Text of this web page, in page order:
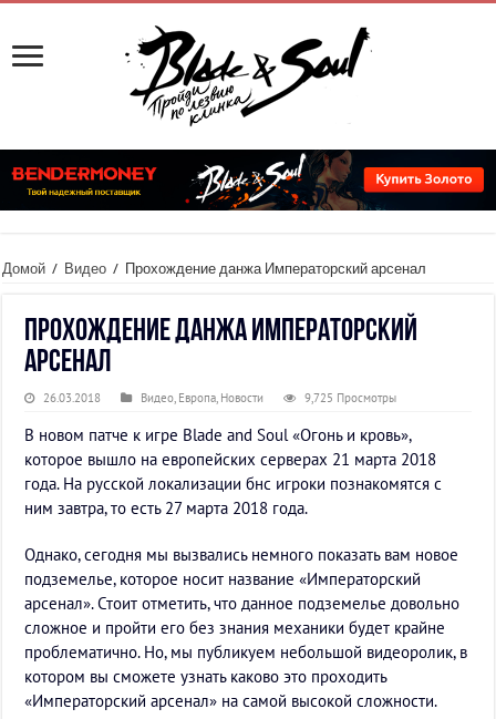
Домой / Видео / Прохождение данжа Императорский арсенал
Прохождение данжа Императорский
арсенал
26.03.2018 Видео, Европа, Новости 9,725 Просмотры
В новом патче к игре Blade and Soul «Огонь и кровь»,
которое вышло на европейских серверах 21 марта 2018
года. На русской локализации бнс игроки познакомятся с
ним завтра, то есть 27 марта 2018 года.
Однако, сегодня мы вызвались немного показать вам новое
подземелье, которое носит название «Императорский
арсенал». Стоит отметить, что данное подземелье довольно
сложное и пройти его без знания механики будет крайне
проблематично. Но, мы публикуем небольшой видеоролик, в
котором вы сможете узнать каково это проходить
«Императорский арсенал» на самой высокой сложности.